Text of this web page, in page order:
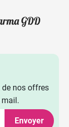
de nos offres
mail.
Envoyer